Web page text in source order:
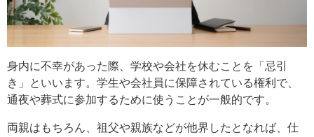
身内に不幸があった際、学校や会社を休むことを「忌引
き」といいます。学生や会社員に保障されている権利で、
通夜や葬式に参加するために使うことが一般的です。
両親はもちろん、祖父や親族などが他界したとなれば、仕